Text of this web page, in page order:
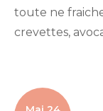
toute ne
crevettes,